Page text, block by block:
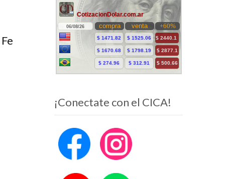
¡Conectate con el CICA!